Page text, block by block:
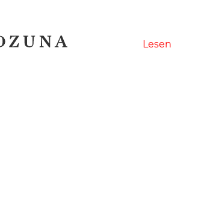
Navigation
Lesen